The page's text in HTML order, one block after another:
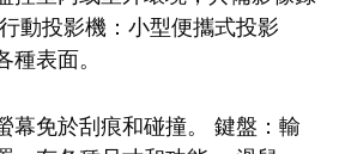
動投影機：小型便攜式投影
種表面。
幕免於刮痕和碰撞。 鍵盤：輸